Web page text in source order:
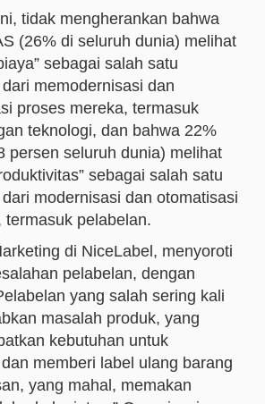
tidak mengherankan bahwa
(26% di seluruh dunia) melihat
sebagai salah satu
memodernisasi dan
proses mereka, termasuk
teknologi, dan bahwa 22%
persen seluruh dunia) melihat
sebagai salah satu
modernisasi dan otomatisasi
termasuk pelabelan.
di NiceLabel, menyoroti
pelabelan, dengan
yang salah sering kali
masalah produk, yang
kebutuhan untuk
memberi label ulang barang
yang mahal, memakan